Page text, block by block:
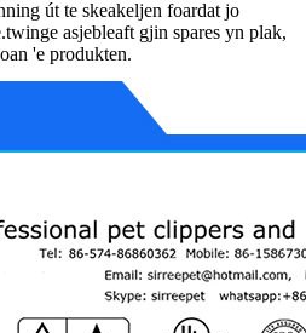
út te skeakeljen foardat jo
asjebleaft gjin spares yn plak,
'e produkten.